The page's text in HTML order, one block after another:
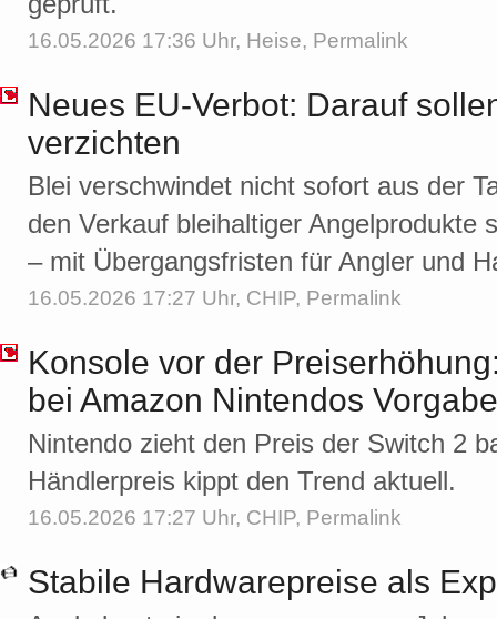
16.05.2026 17:36 Uhr, Heise, Permalink
Neues EU-Verbot: Darauf
verzichten
Blei verschwindet nicht sofort aus der
den Verkauf bleihaltiger Angelprodukte
– mit Übergangsfristen für Angler und
16.05.2026 17:27 Uhr, CHIP, Permalink
Konsole vor der
bei Amazon Nintendos Vorgabe
Nintendo zieht den Preis der Switch 2
Händlerpreis kippt den Trend aktuell.
16.05.2026 17:27 Uhr, CHIP, Permalink
Stabile Hardwarepreise als